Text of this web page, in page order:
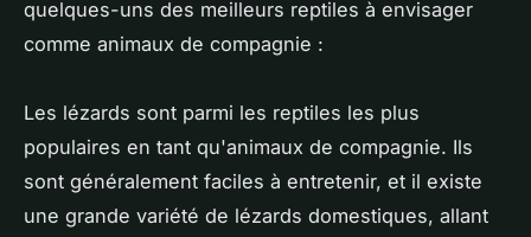
quelques-uns des meilleurs reptiles à envisager
comme animaux de compagnie :
Les lézards sont parmi les reptiles les plus
populaires en tant qu'animaux de compagnie. Ils
sont généralement faciles à entretenir, et il existe
une grande variété de lézards domestiques, allant